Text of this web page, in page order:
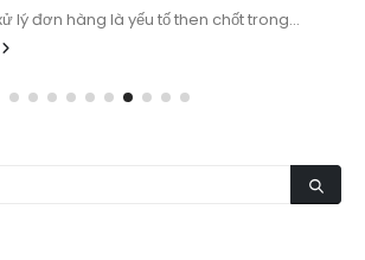
lý đơn hàng là yếu tố then chốt trong...